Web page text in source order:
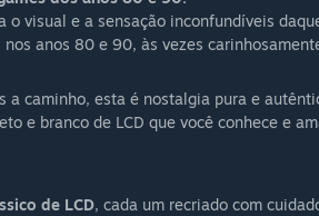
o visual e a sensação inconfundíveis
anos 80 e 90, às vezes
a caminho, esta é nostalgia pura e
e branco de LCD que você conhece e
de LCD, cada um recriado com